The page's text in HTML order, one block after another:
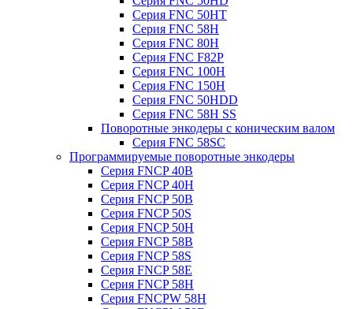
Серия FNC 50HT
Серия FNC 58H
Серия FNC 80H
Серия FNC F82P
Серия FNC 100H
Серия FNC 150H
Серия FNC 50HDD
Серия FNC 58H SS
Поворотные энкодеры с коническим валом
Серия FNC 58SC
Программируемые поворотные энкодеры
Серия FNCP 40B
Серия FNCP 40H
Серия FNCP 50B
Серия FNCP 50S
Серия FNCP 50H
Серия FNCP 58B
Серия FNCP 58S
Серия FNCP 58E
Серия FNCP 58H
Серия FNCPW 58H